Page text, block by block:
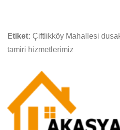
Etiket: Çiftlikköy Mahallesi
tamiri hizmetlerimiz